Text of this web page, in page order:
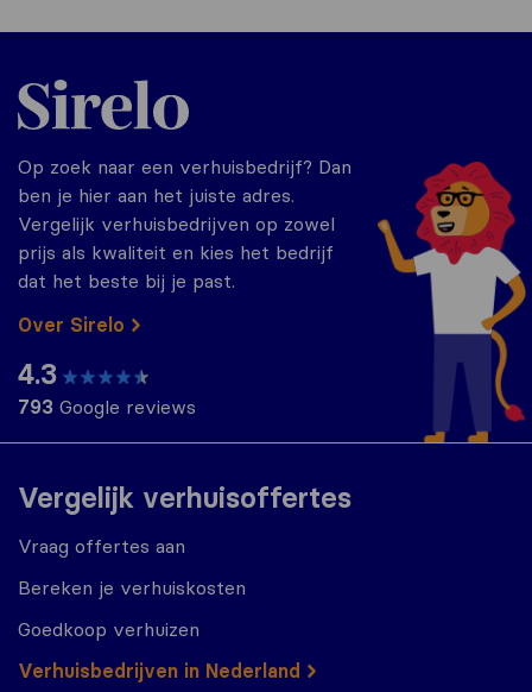
Vergelijk verhuisoffertes
Vraag offertes aan
Bereken je verhuiskosten
Goedkoop verhuizen
Verhuisbedrijven in Nederland
Sirelo.nl
Op zoek naar een verhuisbedrijf? Dan
ben je hier aan het juiste adres.
Vergelijk verhuisbedrijven op zowel
prijs als kwaliteit en kies het bedrijf
dat het beste bij je past.
Over Sirelo
4.3
793 Google reviews